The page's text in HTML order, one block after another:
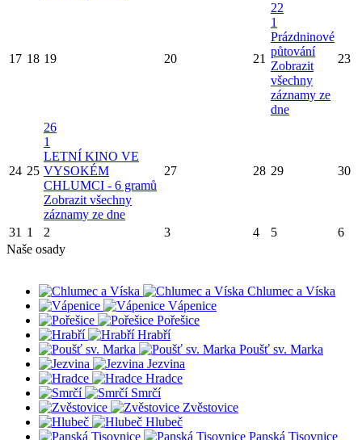
17 18 19 20 21
22
1
Prázdninové
půtování
Zobrazit
všechny
záznamy ze
dne
23
24 25
26
1
LETNÍ KINO VE
VYSOKÉM
CHLUMCI - 6 gramů
Zobrazit všechny
záznamy ze dne
27 28 29 30
31 1 2 3 4 5
6
Naše osady
Chlumec a Víska
Vápenice
Pořešice
Hrabří
Poušť sv. Marka
Jezvina
Hradce
Smrčí
Zvěstovice
Hlubeč
Panská Tisovnice